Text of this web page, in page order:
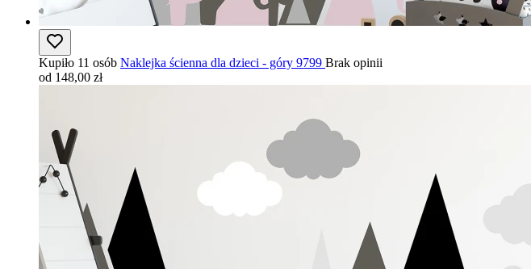
Kupiło 11 osób Naklejka ścienna dla dzieci - góry 9799 Brak opinii
od 148,00 zł